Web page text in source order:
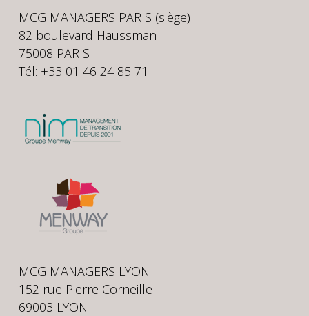
MCG MANAGERS PARIS (siège)
82 boulevard Haussman
75008 PARIS
Tél: +33 01 46 24 85 71
MCG MANAGERS LYON
152 rue Pierre Corneille
69003 LYON